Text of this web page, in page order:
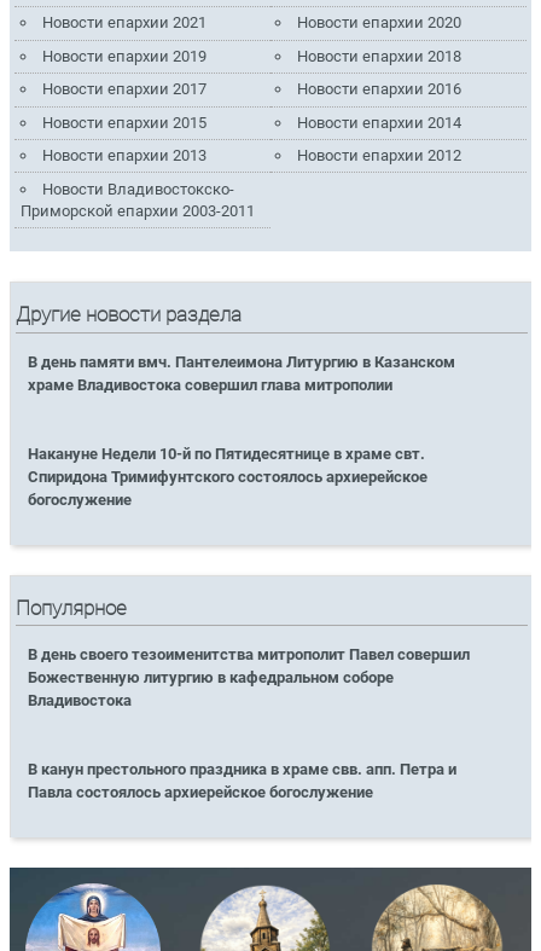
Новости епархии 2021
Новости епархии 2020
Новости епархии 2019
Новости епархии 2018
Новости епархии 2017
Новости епархии 2016
Новости епархии 2015
Новости епархии 2014
Новости епархии 2013
Новости епархии 2012
Новости Владивостокско-
Приморской епархии 2003-2011
Другие новости раздела
В день памяти вмч. Пантелеимона Литургию в Казанском
храме Владивостока совершил глава митрополии
Накануне Недели 10-й по Пятидесятнице в храме свт.
Спиридона Тримифунтского состоялось архиерейское
богослужение
Популярное
В день своего тезоименитства митрополит Павел совершил
Божественную литургию в кафедральном соборе
Владивостока
В канун престольного праздника в храме свв. апп. Петра и
Павла состоялось архиерейское богослужение